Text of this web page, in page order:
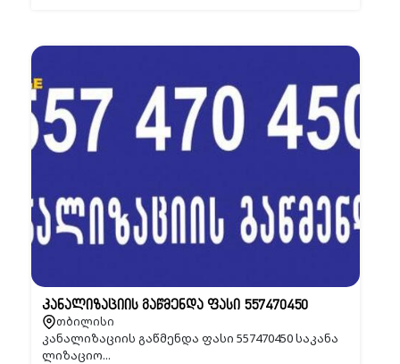
კანალიზაციის გაწმენდა ფასი 557470450
თბილისი
კანალიზაციის გაწმენდა ფასი 557470450 საკანა
ლიზაციო...